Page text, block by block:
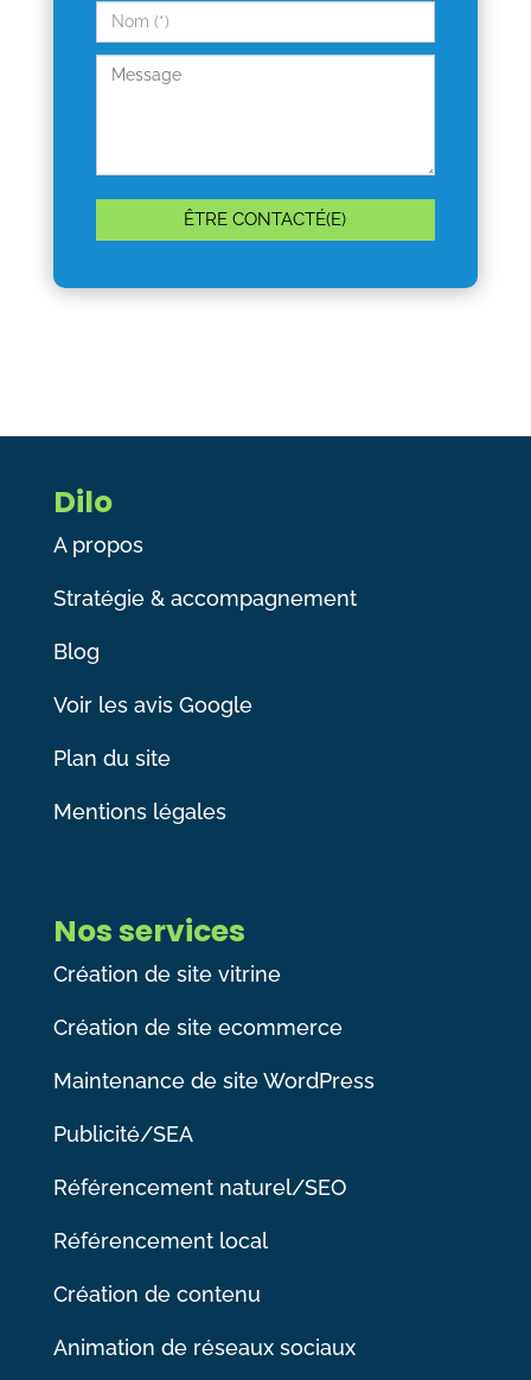
Dilo
A propos
Stratégie & accompagnement
Blog
Voir les avis Google
Plan du site
Mentions légales
Nos services
Création de site vitrine
Création de site ecommerce
Maintenance de site WordPress
Publicité/SEA
Référencement naturel/SEO
Référencement local
Création de contenu
Animation de réseaux sociaux